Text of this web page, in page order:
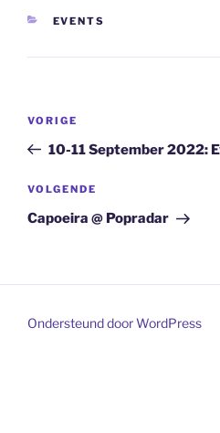
CATEGORIEËN
EVENTS
Vorig
bericht
VORIGE
10-11 September 2022:
Volgend
bericht
VOLGENDE
Capoeira @ Popradar
Ondersteund door WordPress